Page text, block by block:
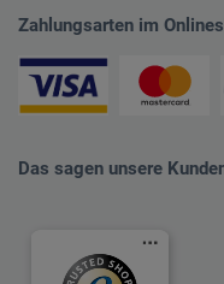
Zahlungsarten im
Das sagen unsere